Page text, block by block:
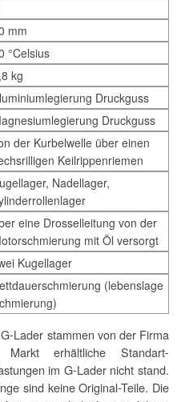
mm
°Celsius
kg
Druckguss
Druckguss
der Kurbelwelle über einen
Keilrippenriemen
Nadellager,
eine Drosselleitung von der
mit Öl versorgt
Kugellager
(lebenslage
Lader stammen von der Firma
erhältliche Standart-
im G-Lader nicht stand.
sind keine Original-Teile. Die